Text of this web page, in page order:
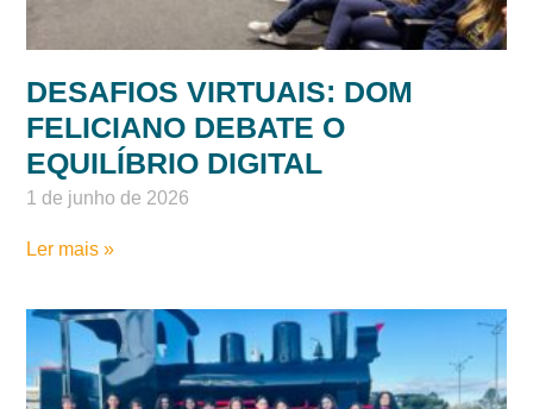
DESAFIOS VIRTUAIS: DOM
FELICIANO DEBATE O
EQUILÍBRIO DIGITAL
1 de junho de 2026
Ler mais »